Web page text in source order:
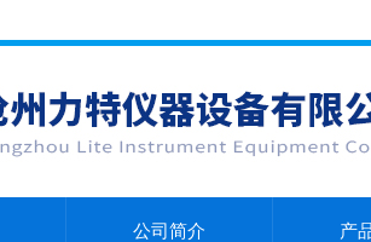
公司简介 产